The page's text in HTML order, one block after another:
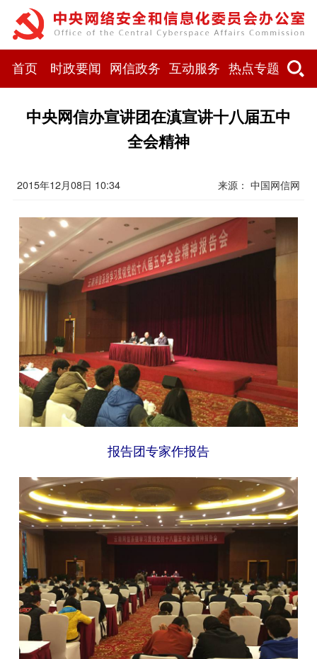
首页 时政要闻 网信政务 互动服务 热点专题
中央网信办宣讲团在滇宣讲十八届五中
全会精神
2015年12月08日 10:34 来源： 中国网信网
报告团专家作报告